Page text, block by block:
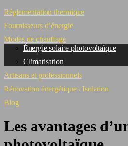
Réglementation thermique
Fournisseurs d’énergie
Modes de chauffage
Énergie solaire photovoltaîque
Climatisation
Artisans et professionnels
Rénovation énergétique / Isolation
Blog
Les avantages